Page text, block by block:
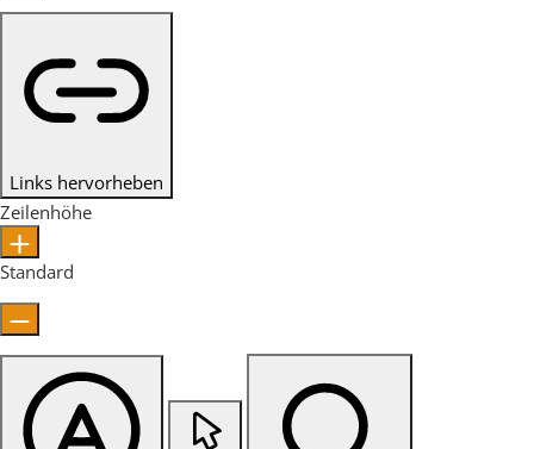
Links hervorheben
Zeilenhöhe
Standard